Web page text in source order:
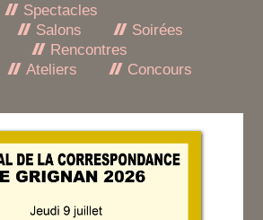
Spectacles
Salons
Soirées
Rencontres
Ateliers
Concours